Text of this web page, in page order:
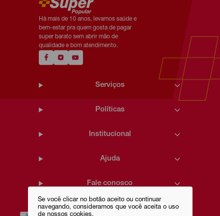
Se você clicar no botão aceito ou continuar
navegando, consideramos que você aceita o uso
Há mais de 10 anos, levamos saúde e
bem-estar pra quem gosta de pagar
super barato sem abrir mão de
qualidade e bom atendimento.
Serviços
Políticas
Institucional
Ajuda
Fale conosco